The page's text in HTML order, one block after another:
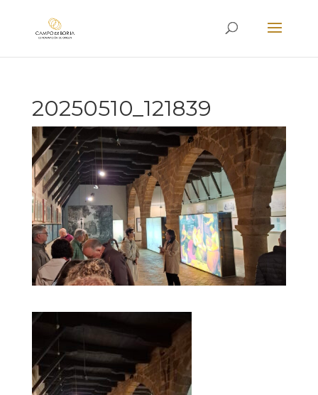
20250510_121839